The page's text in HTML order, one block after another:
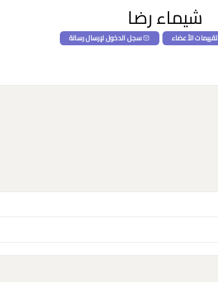
شيماء رضا
تقييمات الأعضاء سجل الدخول لإرسال رسالة